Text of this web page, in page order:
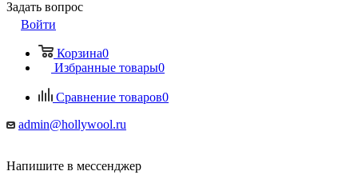
Задать вопрос
Войти
Корзина0
Избранные товары0
Сравнение товаров0
admin@hollywool.ru
Напишите в мессенджер